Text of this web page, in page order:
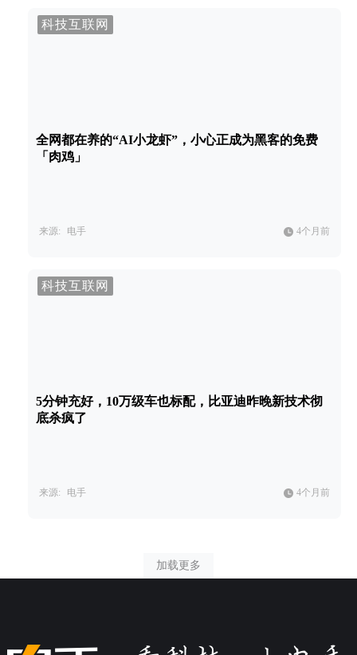
科技互联网
全网都在养的“AI小龙虾”，小心正成为黑客的免费
「肉鸡」
来源: 电手 4个月前
科技互联网
5分钟充好，10万级车也标配，比亚迪昨晚新技术彻
底杀疯了
来源: 电手 4个月前
加载更多